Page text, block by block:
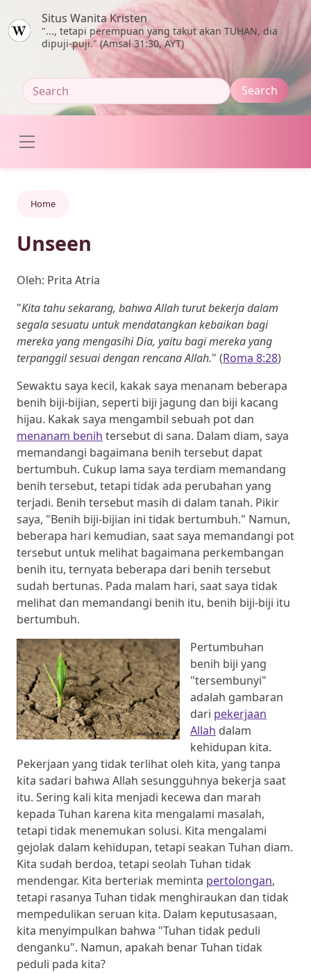
Situs Wanita Kristen
"..., tetapi perempuan yang takut akan TUHAN, dia
dipuji-puji." (Amsal 31:30, AYT)
Home
Unseen
Oleh: Prita Atria
"Kita tahu sekarang, bahwa Allah turut bekerja dalam
segala sesuatu untuk mendatangkan kebaikan bagi
mereka yang mengasihi Dia, yaitu bagi mereka yang
terpanggil sesuai dengan rencana Allah." (Roma 8:28)
Sewaktu saya kecil, kakak saya menanam beberapa
benih biji-bijian, seperti biji jagung dan biji kacang
hijau. Kakak saya mengambil sebuah pot dan
menanam benih tersebut di sana. Dalam diam, saya
memandangi bagaimana benih tersebut dapat
bertumbuh. Cukup lama saya terdiam memandang
benih tersebut, tetapi tidak ada perubahan yang
terjadi. Benih tersebut masih di dalam tanah. Pikir
saya, "Benih biji-bijian ini tidak bertumbuh." Namun,
beberapa hari kemudian, saat saya memandangi pot
tersebut untuk melihat bagaimana perkembangan
benih itu, ternyata beberapa dari benih tersebut
sudah bertunas. Pada malam hari, saat saya tidak
melihat dan memandangi benih itu, benih biji-biji itu
bertumbuh.
Pertumbuhan
benih biji yang
"tersembunyi"
adalah gambaran
dari pekerjaan
Allah dalam
kehidupan kita.
Pekerjaan yang tidak terlihat oleh kita, yang tanpa
kita sadari bahwa Allah sesungguhnya bekerja saat
itu. Sering kali kita menjadi kecewa dan marah
kepada Tuhan karena kita mengalami masalah,
tetapi tidak menemukan solusi. Kita mengalami
gejolak dalam kehidupan, tetapi seakan Tuhan diam.
Kita sudah berdoa, tetapi seolah Tuhan tidak
mendengar. Kita berteriak meminta pertolongan,
tetapi rasanya Tuhan tidak menghiraukan dan tidak
mempedulikan seruan kita. Dalam keputusasaan,
kita menyimpulkan bahwa "Tuhan tidak peduli
denganku". Namun, apakah benar Tuhan tidak
peduli pada kita?